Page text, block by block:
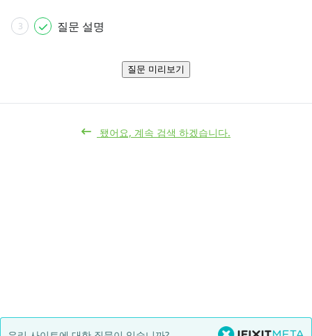
3 질문 설명
질문 미리보기
됐어요, 계속 검색 하겠습니다.